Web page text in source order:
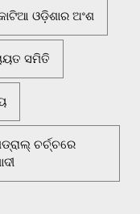
ଓଡ଼ିଶାର ଅଂଶ
ସମିତି
ଚର୍ଚ୍ଚରେ